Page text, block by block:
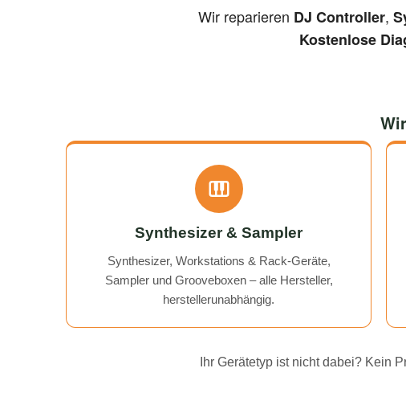
Wir reparieren DJ Controller,
Kostenlose
Synthesizer & Sampler
Synthesizer, Workstations & Rack-Geräte,
Sampler und Grooveboxen – alle Hersteller,
herstellerunabhängig.
Ihr Gerätetyp ist nicht dabei? Kein